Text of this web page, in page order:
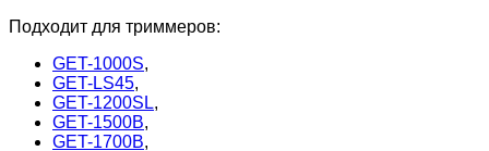
Подходит для триммеров:
GET-1000S,
GET-LS45,
GET-1200SL,
GET-1500B,
GET-1700B,